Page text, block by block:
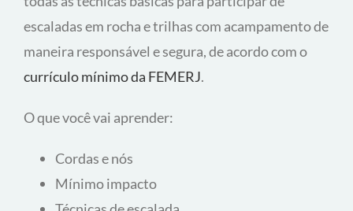
Curso Básico de
Montanhismo (CBM)
Curso para iniciantes no fantástico mundo da
escalada em rocha e do montanhismo que cobre
todas as técnicas básicas para participar de